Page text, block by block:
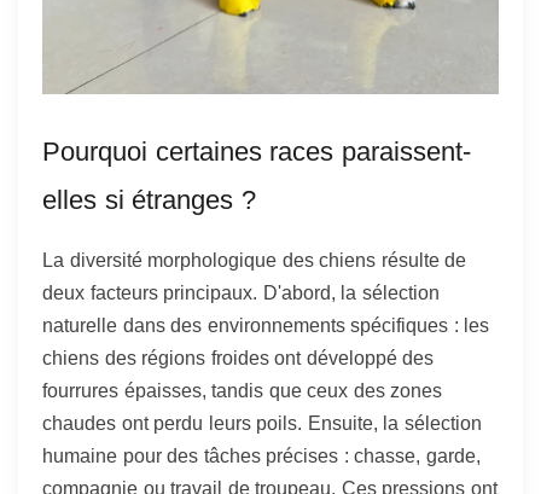
Pourquoi certaines races paraissent-
elles si étranges ?
La diversité morphologique des chiens résulte de
deux facteurs principaux. D'abord, la sélection
naturelle dans des environnements spécifiques : les
chiens des régions froides ont développé des
fourrures épaisses, tandis que ceux des zones
chaudes ont perdu leurs poils. Ensuite, la sélection
humaine pour des tâches précises : chasse, garde,
compagnie ou travail de troupeau. Ces pressions ont